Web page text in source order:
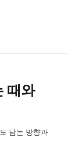
때와
남는 방향과